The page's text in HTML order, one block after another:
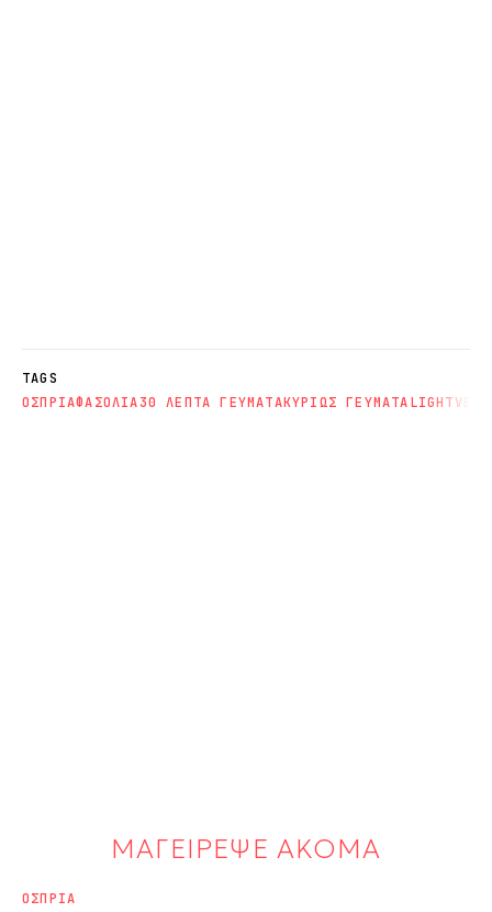
TAGS
ΟΣΠΡΙΑΦΑΣΟΛΙΑ30 ΛΕΠΤΑ ΓΕΥΜΑΤΑΚΥΡΙΩΣ ΓΕΥΜΑΤΑLIGHT
ΜΑΓΕΙΡΕΨΕ ΑΚΟΜΑ
ΟΣΠΡΙΑ